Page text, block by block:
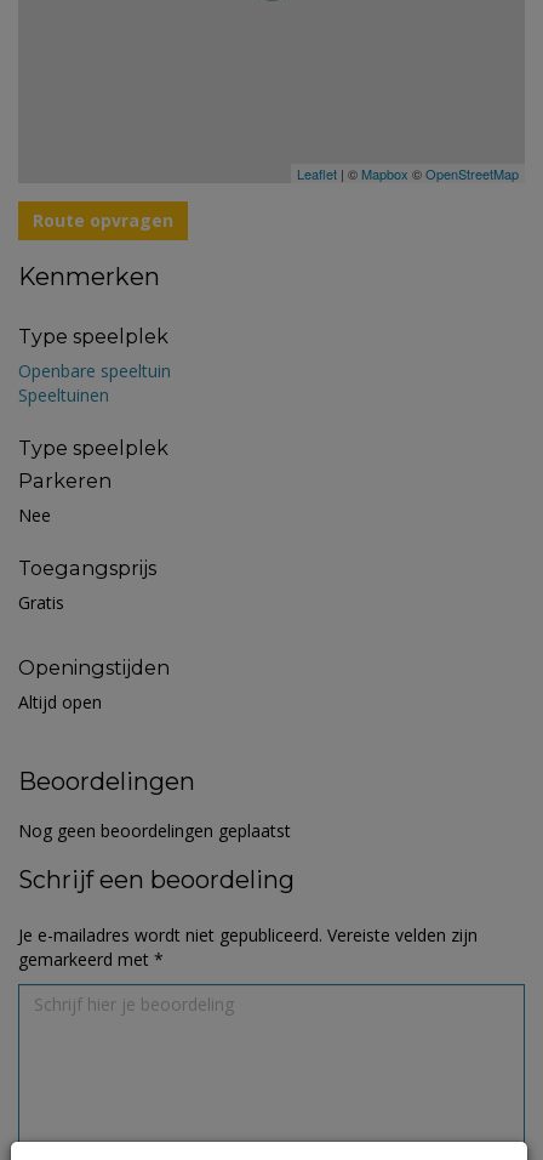
Leaflet | © Mapbox ©OpenStreetMap
Route opvragen
Kenmerken
Type speelplek
Openbare speeltuin
Speeltuinen
Type speelplek
Parkeren
Nee
Toegangsprijs
Gratis
Openingstijden
Altijd open
Beoordelingen
Nog geen beoordelingen geplaatst
Schrijf een beoordeling
Je e-mailadres wordt niet gepubliceerd. Vereiste velden zijn
gemarkeerd met *